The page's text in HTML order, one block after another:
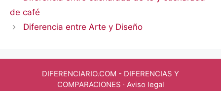
de café
Diferencia entre Arte y Diseño
DIFERENCIARIO.COM - DIFERENCIAS Y
COMPARACIONES · Aviso legal